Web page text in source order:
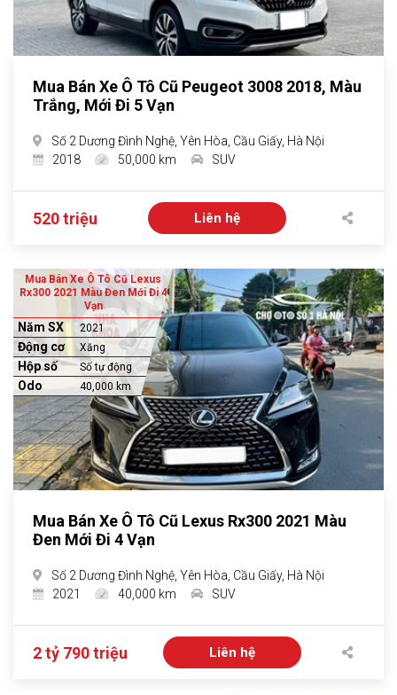
Mua Bán Xe Ô Tô Cũ Peugeot 3008 2018, Màu
Trắng, Mới Đi 5 Vạn
Số 2 Dương Đình Nghệ, Yên Hòa, Cầu Giấy, Hà Nội
2018
50,000 km SUV
520 triệu Liên hệ
Mua Bán Xe Ô Tô Cũ Lexus
Rx300 2021 Màu Đen Mới Đi 4
Vạn
Năm SX 2021
Động cơ Xăng
Hộp số Số tự động
Odo 40,000 km
Mua Bán Xe Ô Tô Cũ Lexus Rx300 2021 Màu
Đen Mới Đi 4 Vạn
Số 2 Dương Đình Nghệ, Yên Hòa, Cầu Giấy, Hà Nội
2021
40,000 km SUV
2 tỷ 790 triệu Liên hệ